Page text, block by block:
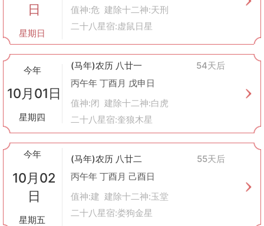
日
星期日
值神:危 建除十二神:天刑
二十八星宿:虚鼠日星
今年
10月01日
星期四
(马年)农历 八廿一
54天后
丙午年 丁酉月 戊申日
值神:闭 建除十二神:白虎
二十八星宿:奎狼木星
今年
10月02
日
星期五
(马年)农历 八廿二
55天后
丙午年 丁酉月 己酉日
值神:建 建除十二神:玉堂
二十八星宿:娄狗金星